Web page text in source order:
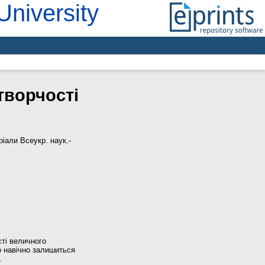
Всеукр. наук.-
величного
навічно залишиться